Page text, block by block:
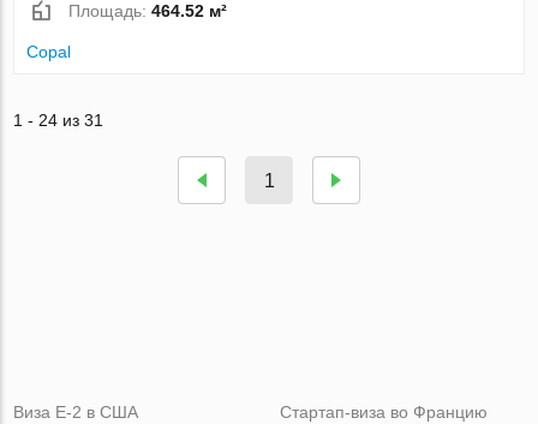
Площадь:464.52 м²
Copal
1 - 24 из 31
1
Виза Е-2 в США
Стартап-виза во Францию